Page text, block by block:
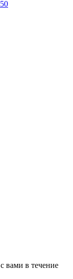
вами в течение